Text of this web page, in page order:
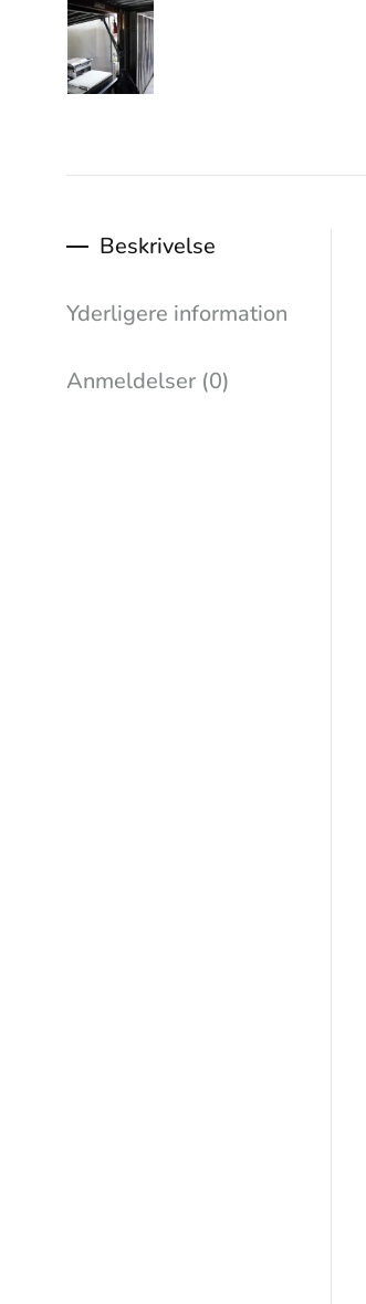
Beskrivelse
Yderligere information
Anmeldelser (0)